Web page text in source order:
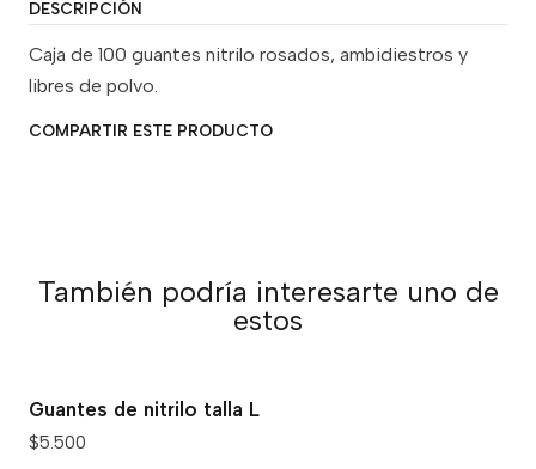
DESCRIPCIÓN
Caja de 100 guantes nitrilo rosados, ambidiestros y
libres de polvo.
COMPARTIR ESTE PRODUCTO
También podría interesarte uno de
estos
Guantes de nitrilo talla L
$5.500